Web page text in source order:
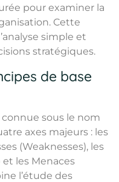
pour examiner la
Cette
simple et
stratégiques.
de base
sous le nom
axes majeurs : les
(Weaknesses), les
les Menaces
l’étude des